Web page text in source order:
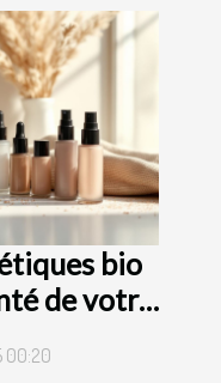
bio
de votre
00:20